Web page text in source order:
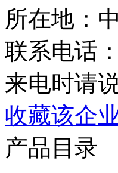
所在地：
联系电话：
来电时请
收藏该企
产品目录